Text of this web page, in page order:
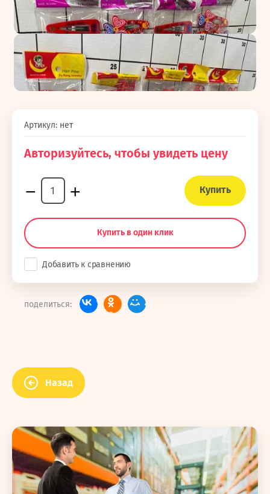
Артикул: нет
Авторизуйтесь, чтобы увидеть цену
− + Купить
Купить в один клик
Добавить к сравнению
поделиться:
Назад